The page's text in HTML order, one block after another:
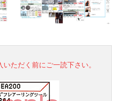
ただく前にご一読下さい。